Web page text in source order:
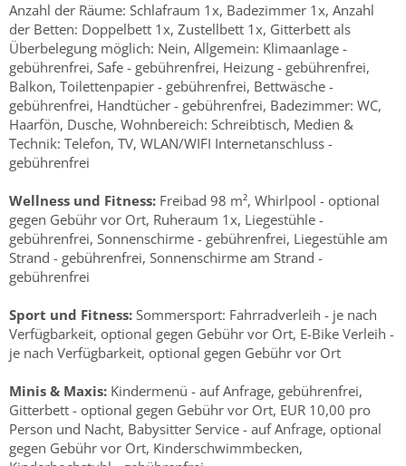
Anzahl der Räume: Schlafraum 1x, Badezimmer 1x, Anzahl
der Betten: Doppelbett 1x, Zustellbett 1x, Gitterbett als
Überbelegung möglich: Nein, Allgemein: Klimaanlage -
gebührenfrei, Safe - gebührenfrei, Heizung - gebührenfrei,
Balkon, Toilettenpapier - gebührenfrei, Bettwäsche -
gebührenfrei, Handtücher - gebührenfrei, Badezimmer: WC,
Haarfön, Dusche, Wohnbereich: Schreibtisch, Medien &
Technik: Telefon, TV, WLAN/WIFI Internetanschluss -
gebührenfrei
Wellness und Fitness: Freibad 98 m², Whirlpool - optional
gegen Gebühr vor Ort, Ruheraum 1x, Liegestühle -
gebührenfrei, Sonnenschirme - gebührenfrei, Liegestühle am
Strand - gebührenfrei, Sonnenschirme am Strand -
gebührenfrei
Sport und Fitness: Sommersport: Fahrradverleih - je nach
Verfügbarkeit, optional gegen Gebühr vor Ort, E-Bike Verleih -
je nach Verfügbarkeit, optional gegen Gebühr vor Ort
Minis & Maxis: Kindermenü - auf Anfrage, gebührenfrei,
Gitterbett - optional gegen Gebühr vor Ort, EUR 10,00 pro
Person und Nacht, Babysitter Service - auf Anfrage, optional
gegen Gebühr vor Ort, Kinderschwimmbecken,